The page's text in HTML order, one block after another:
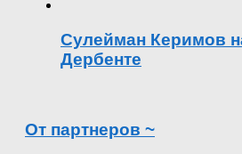
Сулейман Керимов
Дербенте
От партнеров ~